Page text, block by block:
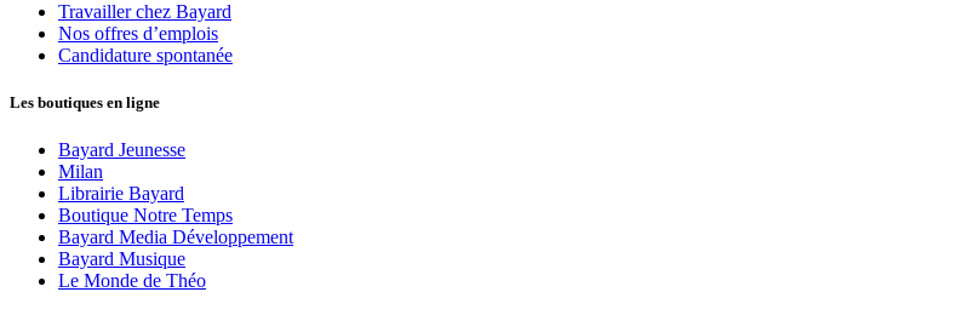
Travailler chez Bayard
Nos offres d’emplois
Candidature spontanée
Les boutiques en ligne
Bayard Jeunesse
Milan
Librairie Bayard
Boutique Notre Temps
Bayard Media Développement
Bayard Musique
Le Monde de Théo